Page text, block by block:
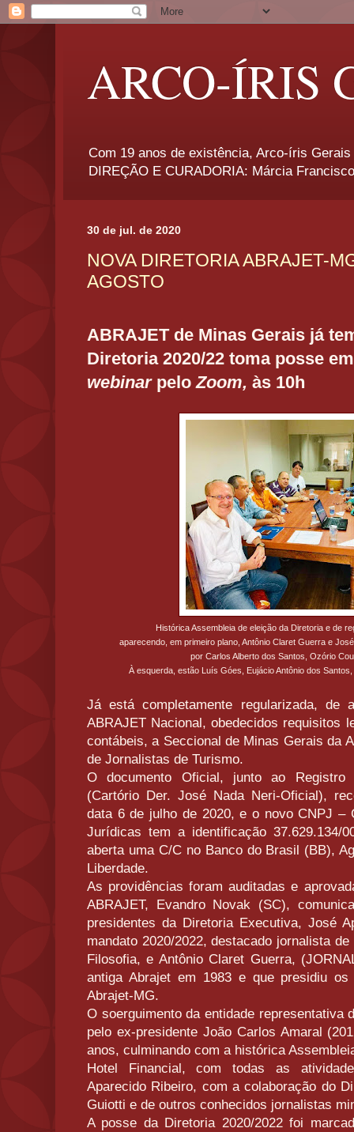
ARCO-ÍRIS
Com 19 anos de existência, Arco-íris
DIREÇÃO E CURADORIA: Márcia
30 de jul. de 2020
NOVA DIRETORIA ABRAJET-
AGOSTO
ABRAJET de Minas Gerais já
Diretoria 2020/22 toma posse
webinarpeloZoom, às 10h
Histórica Assembleia de eleição da Diretoria e de
aparecendo, em primeiro plano, Antônio Claret Guerra e
por Carlos Alberto dos Santos, Ozório
À esquerda, estão Luís Góes, Eujácio Antônio dos
Já está completamente regularizada, de
ABRAJET Nacional, obedecidos requisitos
contábeis, a Seccional de Minas Gerais da
de Jornalistas de Turismo.
O documento Oficial, junto ao
(Cartório Der. José Nada Neri-Oficial),
data 6 de julho de 2020, e o novo CNPJ –
Jurídicas tem a identificação 37.629.134/
aberta uma C/C no Banco do Brasil (BB),
Liberdade.
As providências foram auditadas e
ABRAJET, Evandro Novak (SC),
presidentes da Diretoria Executiva, José
mandato 2020/2022, destacado jornalista
Filosofia, e Antônio Claret Guerra,
antiga Abrajet em 1983 e que presidiu
Abrajet-MG.
O soerguimento da entidade representativa
pelo ex-presidente João Carlos Amaral
anos, culminando com a histórica
Hotel Financial, com todas as
Aparecido Ribeiro, com a colaboração do
Guiotti e de outros conhecidos jornalistas
A posse da Diretoria 2020/2022 foi